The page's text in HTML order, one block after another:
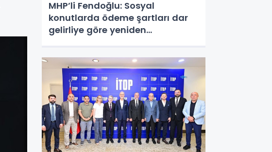
MHP’li Fendoğlu: Sosyal
konutlarda ödeme şartları dar
gelirliye göre yeniden